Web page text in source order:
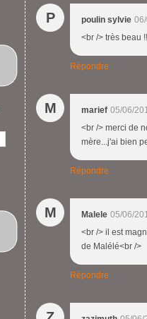
P poulin sylvie
<br /> très beau
Répondre
M marief 05/06/
<br /> merci de
mère...j'ai bien
Répondre
M Malele 05/06/
<br /> il est
de Malélé<br />
Répondre